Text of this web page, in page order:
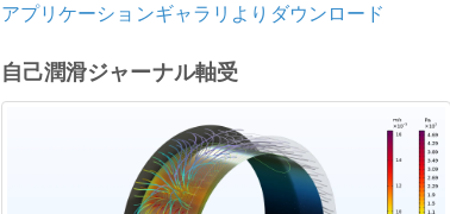
アプリケーションギャラリよりダウンロード
自己潤滑ジャーナル軸受